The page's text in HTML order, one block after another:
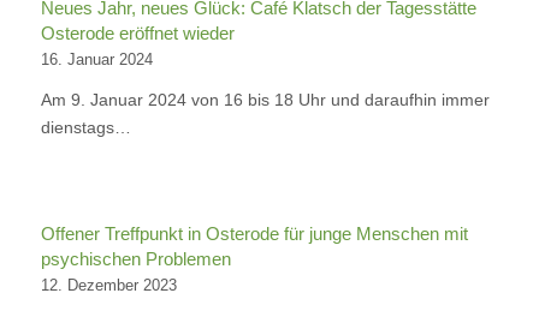
Neues Jahr, neues Glück: Café Klatsch der Tagesstätte
Osterode eröffnet wieder
16. Januar 2024
Am 9. Januar 2024 von 16 bis 18 Uhr und daraufhin immer
dienstags…
Offener Treffpunkt in Osterode für junge Menschen mit
psychischen Problemen
12. Dezember 2023